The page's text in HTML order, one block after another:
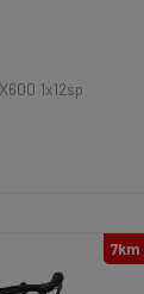
1x12sp
7km